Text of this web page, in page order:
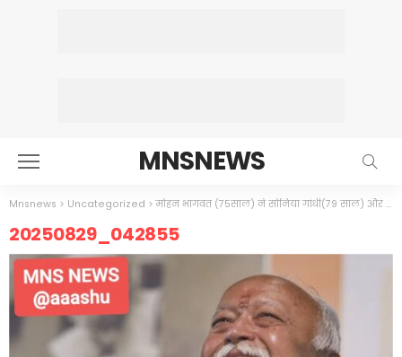
MNSNEWS
Mnsnews > Uncategorized >मोहन भागवत (75साल) ने सोनिया गांधी(79 साल) और मल्लिकार्जुन खड़गे(82 साल) की इच्छा पर पानी फेरा
20250829_042855